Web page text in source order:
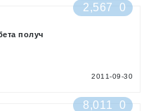
2,567 0
получ
2011-09-30
8,011 0